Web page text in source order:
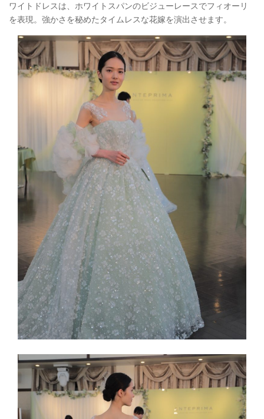
ワイトドレスは、ホワイトスパンのビジューレースでフィオーリ
を表現。強かさを秘めたタイムレスな花嫁を演出させます。